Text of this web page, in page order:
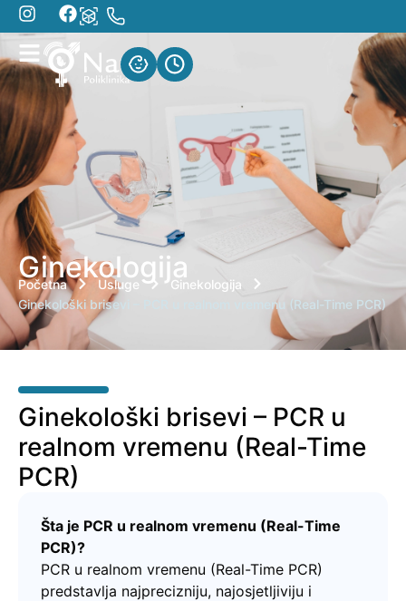
Ginekologija
Početna Usluge
Ginekologija
Ginekološki brisevi – PCR u realnom vremenu (Real-Time PCR)
Ginekološki brisevi – PCR u
realnom vremenu (Real-Time
PCR)
Šta je PCR u realnom vremenu (Real-Time
PCR)?
PCR u realnom vremenu (Real-Time PCR)
predstavlja najprecizniju, najosjetljiviju i